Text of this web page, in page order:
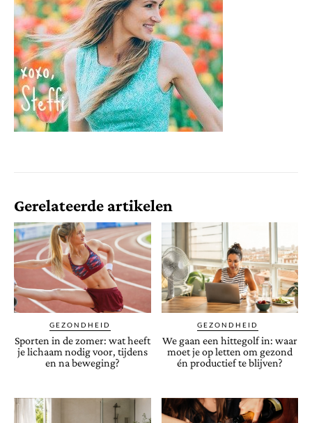
Gerelateerde artikelen
GEZONDHEID
Sporten in de zomer: wat heeft
je lichaam nodig voor, tijdens
en na beweging?
GEZONDHEID
We gaan een hittegolf in: waar
moet je op letten om gezond
én productief te blijven?